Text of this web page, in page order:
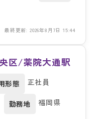
最終更新: 2026年8月7日 15:44
区/薬院大通駅
形態 正社員
勤務地 福岡県